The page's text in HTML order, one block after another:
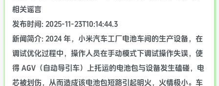
相关谣言
发布时间: 2025-11-23T10:14:44.3
新闻简介: 2024 年，小米汽车工厂电池车间的生产设备，在
调试优化过程中，操作人员在手动模式下调试操作失误，使
得 AGV（自动导引车）上托运的电池包与设备发生磕碰，电
芯被划伤，从而造成该电池包短路引起明火，火情极小。车